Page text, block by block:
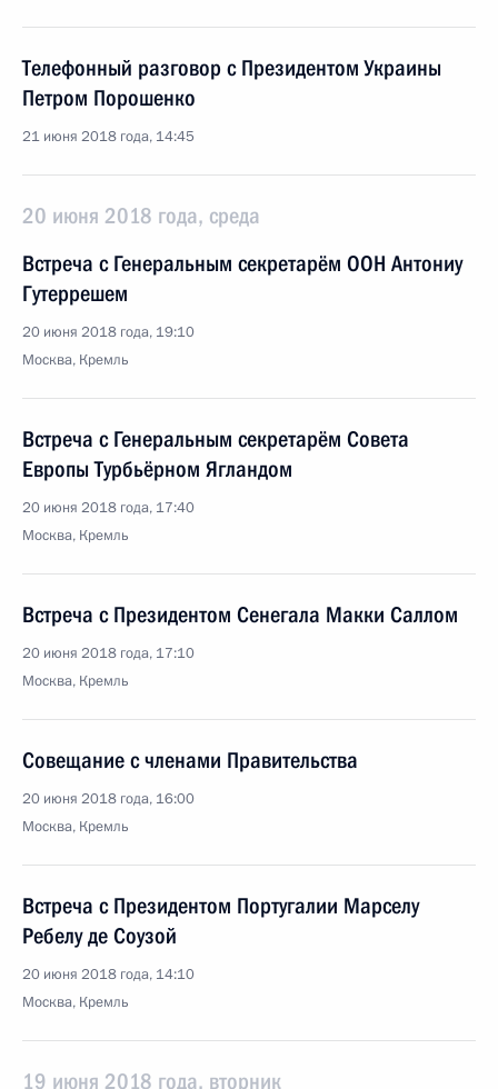
Телефонный разговор с Президентом Украины
Петром Порошенко
21 июня 2018 года, 14:45
20 июня 2018 года, среда
Встреча с Генеральным секретарём ООН Антониу
Гутеррешем
20 июня 2018 года, 19:10
Москва, Кремль
Встреча с Генеральным секретарём Совета
Европы Турбьёрном Ягландом
20 июня 2018 года, 17:40
Москва, Кремль
Встреча с Президентом Сенегала Макки Саллом
20 июня 2018 года, 17:10
Москва, Кремль
Совещание с членами Правительства
20 июня 2018 года, 16:00
Москва, Кремль
Встреча с Президентом Португалии Марселу
Ребелу де Соузой
20 июня 2018 года, 14:10
Москва, Кремль
19 июня 2018 года, вторник